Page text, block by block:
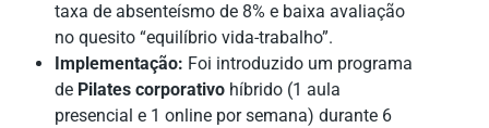
taxa de absenteísmo de 8% e baixa avaliação
no quesito “equilíbrio vida-trabalho”.
Implementação: Foi introduzido um programa
de Pilates corporativo híbrido (1 aula
presencial e 1 online por semana) durante 6